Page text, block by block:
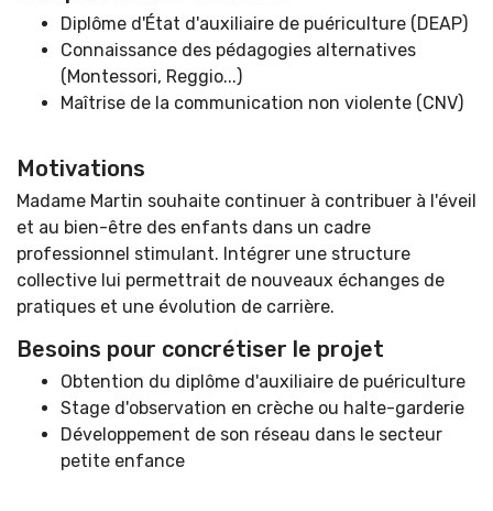
Diplôme d'État d'auxiliaire de puériculture (DEAP)
Connaissance des pédagogies alternatives
(Montessori, Reggio...)
Maîtrise de la communication non violente (CNV)
Motivations
Madame Martin souhaite continuer à contribuer à l'éveil
et au bien-être des enfants dans un cadre
professionnel stimulant. Intégrer une structure
collective lui permettrait de nouveaux échanges de
pratiques et une évolution de carrière.
Besoins pour concrétiser le projet
Obtention du diplôme d'auxiliaire de puériculture
Stage d'observation en crèche ou halte-garderie
Développement de son réseau dans le secteur
petite enfance